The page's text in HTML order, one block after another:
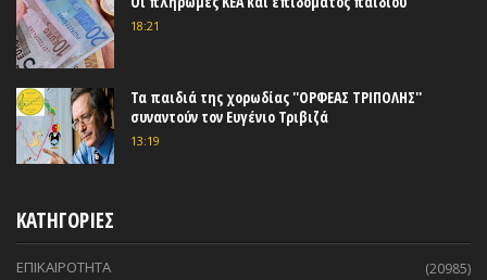
18:21
Τα παιδιά της χορωδίας ''ΟΡΦΕΑΣ ΤΡΙΠΟΛΗΣ''
συναντούν τον Ευγένιο Τριβιζά
13:19
ΚΑΤΗΓΟΡΙΕΣ
ΕΠΙΚΑΙΡΟΤΗΤΑ (20985)